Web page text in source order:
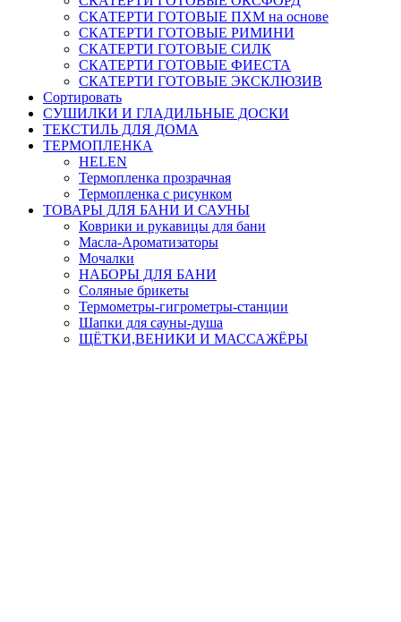
СКАТЕРТИ ГОТОВЫЕ ПХМ на основе
СКАТЕРТИ ГОТОВЫЕ РИМИНИ
СКАТЕРТИ ГОТОВЫЕ СИЛК
СКАТЕРТИ ГОТОВЫЕ ФИЕСТА
СКАТЕРТИ ГОТОВЫЕ ЭКСКЛЮЗИВ
Сортировать
СУШИЛКИ И ГЛАДИЛЬНЫЕ ДОСКИ
ТЕКСТИЛЬ ДЛЯ ДОМА
ТЕРМОПЛЕНКА
HELEN
Термопленка прозрачная
Термопленка с рисунком
ТОВАРЫ ДЛЯ БАНИ И САУНЫ
Коврики и рукавицы для бани
Масла-Aроматизаторы
Мочалки
НАБОРЫ ДЛЯ БАНИ
Соляные брикеты
Термометры-гигрометры-станции
Шапки для сауны-душа
ЩЁТКИ,ВЕНИКИ И МАССАЖЁРЫ